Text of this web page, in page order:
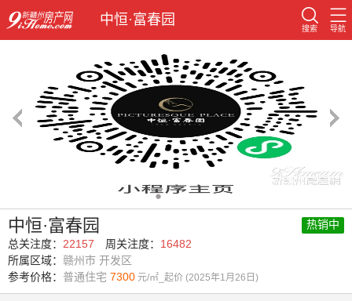
中恒·富春园
搜索 导航
中恒·富春园 热销中
总关注度： 22157 周关注度： 16482
所属区域： 赣州市 开发区
参考价格： 普通住宅 7300 元/㎡_起价 (2025年1月26日)